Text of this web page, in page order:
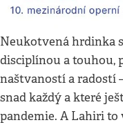
Neukotvená hrdinka
disciplínou a touhou,
naštvaností a radostí
snad každý a které
pandemie. A Lahiri to